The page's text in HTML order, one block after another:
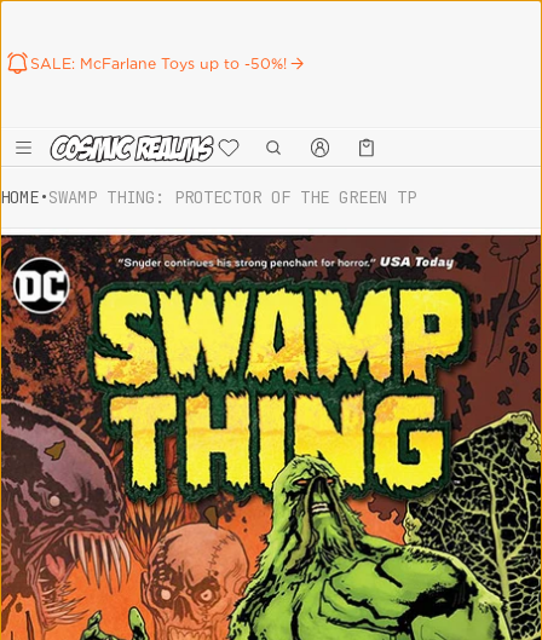
SALE: McFarlane Toys up to -50%!
Καλάθι
0 προϊόντα
HOME•SWAMP THING: PROTECTOR OF THE GREEN TP
information